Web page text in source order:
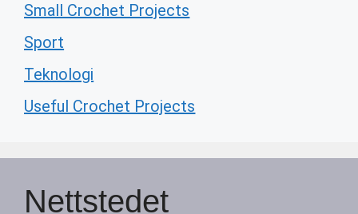
Small Crochet Projects
Sport
Teknologi
Useful Crochet Projects
Nettstedet